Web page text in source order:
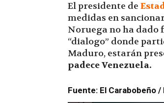
El presidente de
medidas en
Noruega no ha dado
“dialogo” donde
Maduro, estarán
padece Venezuela.
Fuente: El Carabobeño /